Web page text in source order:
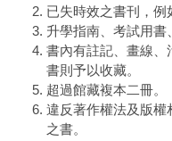
已失時效之書刊，例
升學指南、考試用書
書內有註記、畫線、
書則予以收藏。
超過館藏複本二冊。
違反著作權法及版權
之書。